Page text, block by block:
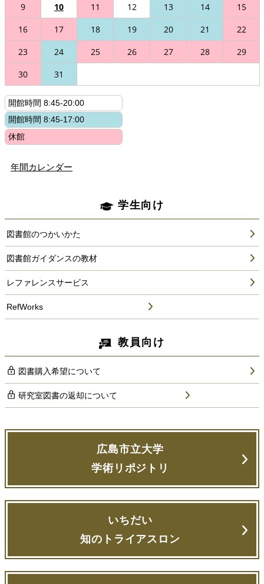
9
10 11 12 13 14
15
16
17 18 19 20 21
22
23
24 25 26 27 28
29
30
31
年間カレンダー
学生向け
図書館のつかいかた
図書館ガイダンスの教材
レファレンスサービス
RefWorks
教員向け
図書購入希望について
研究室図書の返却について
広島市立大学
学術リポジトリ
いちだい
知のトライアスロン